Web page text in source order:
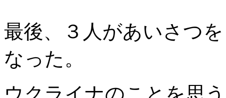
最後、３人があいさつ
なった。